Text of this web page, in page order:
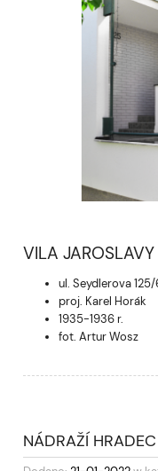
VILA
ul. Seydlerova
proj. Karel Horák
1935-1936 r.
fot. Artur Wosz
NÁDRAŽÍ